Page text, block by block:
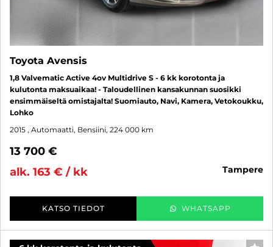
Toyota Avensis
1,8 Valvematic Active 4ov Multidrive S - 6 kk korotonta ja
kulutonta maksuaikaa! - Taloudellinen kansakunnan suosikki
ensimmäiseltä omistajalta! Suomiauto, Navi, Kamera, Vetokoukku,
Lohko
2015 , Automaatti, Bensiini, 224 000 km
13 700 €
alk. 163 € / kk
tampere
KATSO TIEDOT WHATSAPP